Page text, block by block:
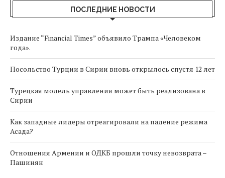
ПОСЛЕДНИЕ НОВОСТИ
Издание “Financial Times” объявило Трампа «Человеком
года».
Посольство Турции в Сирии вновь открылось спустя 12 лет
Турецкая модель управления может быть реализована в
Сирии
Как западные лидеры отреагировали на падение режима
Асада?
Отношения Армении и ОДКБ прошли точку невозврата –
Пашинян